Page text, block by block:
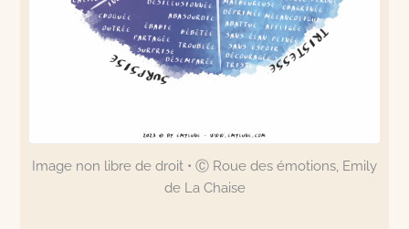
Image non libre de droit • Ⓒ Roue des émotions, Emily
de La Chaise